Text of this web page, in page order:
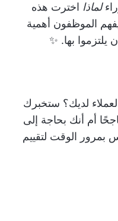
لماذا اخترت هذه
الموظفون أهمية
بها. ✨
لديك؟ ستخبرك
أم أنك بحاجة إلى
بمرور الوقت لتقييم